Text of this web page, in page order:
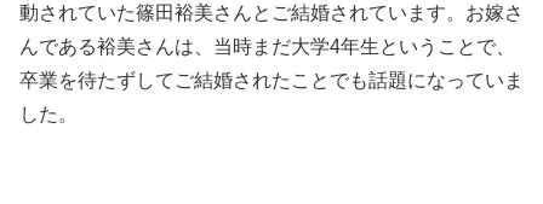
動されていた篠田裕美さんとご結婚されています。お嫁さ
んである裕美さんは、当時まだ大学4年生ということで、
卒業を待たずしてご結婚されたことでも話題になっていま
した。